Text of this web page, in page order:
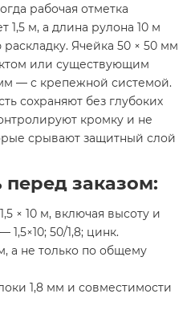
рабочая отметка
1,5 м, а длина рулона 10 м
Ячейка 50 × 50 мм
или существующим
— с крепежной системой.
сохраняют без глубоких
кромку и не
срывают защитный слой
перед заказом:
× 10 м, включая высоту и
50/1,8; цинк.
а не только по общему
1,8 мм и совместимости